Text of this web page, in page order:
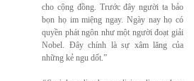
cho cộng đồng. Trước đây người ta bảo
bọn họ im miệng ngay. Ngày nay họ có
quyền phát ngôn như một người đoạt giải
Nobel. Đây chính là sự xâm lăng của
những kẻ ngu dốt.”